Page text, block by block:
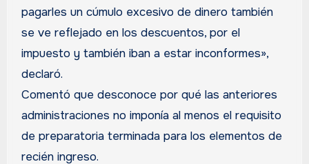
pagarles un cúmulo excesivo de dinero también
se ve reflejado en los descuentos, por el
impuesto y también iban a estar inconformes»,
declaró.
Comentó que desconoce por qué las anteriores
administraciones no imponía al menos el requisito
de preparatoria terminada para los elementos de
recién ingreso.